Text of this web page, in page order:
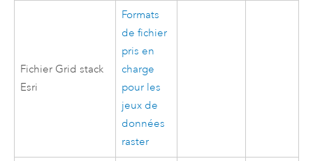
Fichier Grid stack
Esri
Formats
de fichier
pris en
charge
pour les
jeux de
données
raster